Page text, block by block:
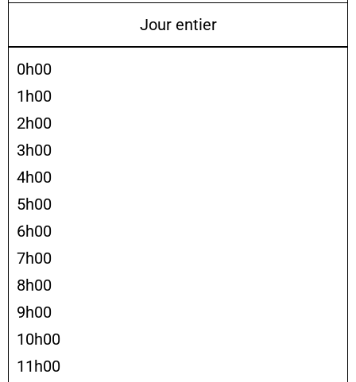
Jour entier
0h00
1h00
2h00
3h00
4h00
5h00
6h00
7h00
8h00
9h00
10h00
11h00